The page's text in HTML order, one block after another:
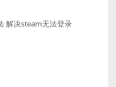
解决steam无法登录